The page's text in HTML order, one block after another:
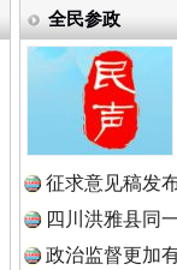
网.
网.
全民参政
征求意见稿发
四川洪雅县同
政治监督更加